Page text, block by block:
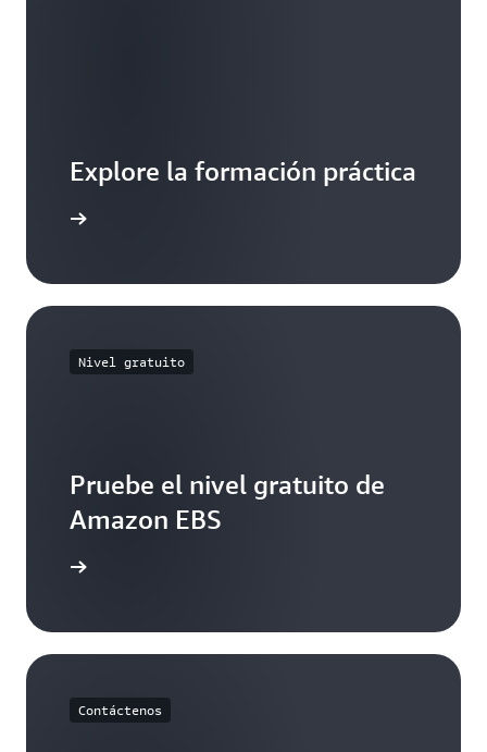
Explore la formación práctica
Nivel gratuito
Pruebe el nivel gratuito de
Amazon EBS
Contáctenos